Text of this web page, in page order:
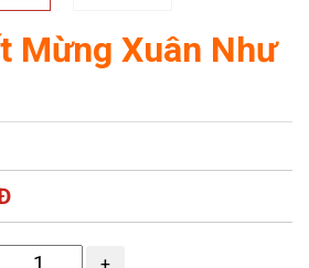
Mừng Xuân Như